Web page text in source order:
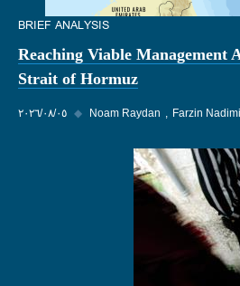
BRIEF ANALYSIS
Reaching Viable Management
Strait of Hormuz
٠٥‏/٠٨‏/٢٠٢٦ ◆ Noam Raydan Farzin Nadimi